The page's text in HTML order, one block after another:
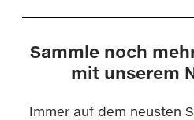
Sammle noch
mit unserem
Immer auf dem neusten